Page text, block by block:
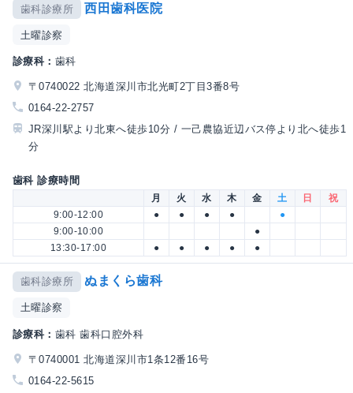
歯科診療所 西田歯科医院
土曜診察
診療科： 歯科
〒0740022 北海道深川市北光町2丁目3番8号
0164-22-2757
JR深川駅より北東へ徒歩10分 / 一己農協近辺バス停より北へ徒歩1
分
歯科 診療時間
月 火 水 木 金 土 日
祝
9:00-12:00
● ● ● ●
●
9:00-10:00
●
13:30-17:00
● ● ● ● ●
歯科診療所 ぬまくら歯科
土曜診察
診療科： 歯科 歯科口腔外科
〒0740001 北海道深川市1条12番16号
0164-22-5615